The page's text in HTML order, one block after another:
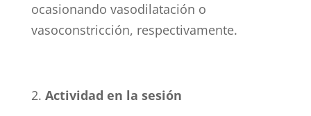
ocasionando vasodilatación o
vasoconstricción, respectivamente.
Actividad en la sesión